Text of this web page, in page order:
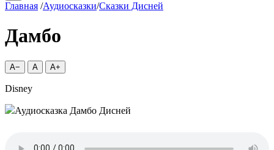
Главная /Аудиосказки/Сказки Дисней
Дамбо
A− A A+
Disney